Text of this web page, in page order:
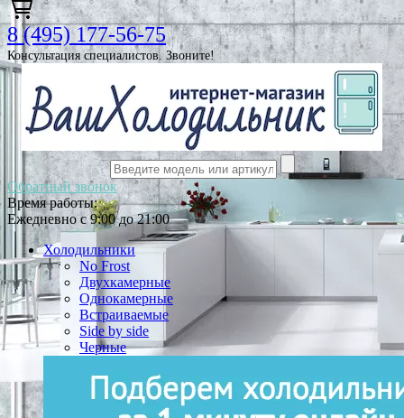
8 (495) 177-56-75
Консультация специалистов. Звоните!
Обратный звонок
Время работы:
Ежедневно с 9:00 до 21:00
Холодильники
No Frost
Двухкамерные
Однокамерные
Встраиваемые
Side by side
Черные